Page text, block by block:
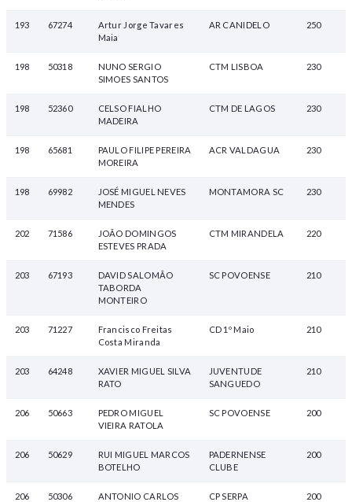
193 67274
Artur Jorge Tavares
Maia
AR CANIDELO 250
198 50318
NUNO SERGIO
SIMOES SANTOS
CTM LISBOA 230
198 52360
CELSO FIALHO
MADEIRA
CTM DE LAGOS 230
198 65681
PAULO FILIPE PEREIRA
MOREIRA
ACR VALDAGUA 230
198 69982
JOSÉ MIGUEL NEVES
MENDES
MONTAMORA SC 230
202 71586
JOÃO DOMINGOS
ESTEVES PRADA
CTM MIRANDELA 220
203 67193
DAVID SALOMÃO
TABORDA
MONTEIRO
SC POVOENSE 210
203 71227
Francisco Freitas
Costa Miranda
CD 1º Maio 210
203 64248
XAVIER MIGUEL SILVA
RATO
JUVENTUDE
SANGUEDO
210
206 50663
PEDRO MIGUEL
VIEIRA RATOLA
SC POVOENSE 200
206 50629
RUI MIGUEL MARCOS
BOTELHO
PADERNENSE
CLUBE
200
206 50306
ANTONIO CARLOS
CP SERPA 200